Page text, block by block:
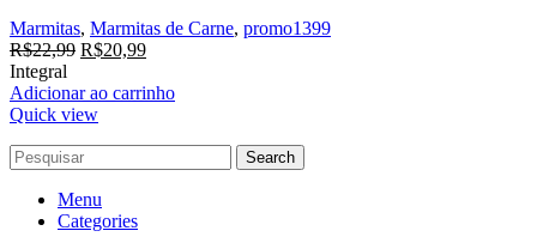
Marmitas, Marmitas de Carne, promo1399
R$22,99 O
original
era:
R$20,99O
atual
Integral
Adicionar ao carrinho
Quick view
Search
Menu
Categories